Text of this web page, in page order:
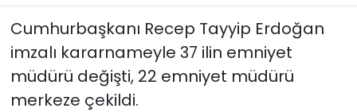
Cumhurbaşkanı Recep Tayyip Erdoğan
imzalı kararnameyle 37 ilin emniyet
müdürü değişti, 22 emniyet müdürü
merkeze çekildi.